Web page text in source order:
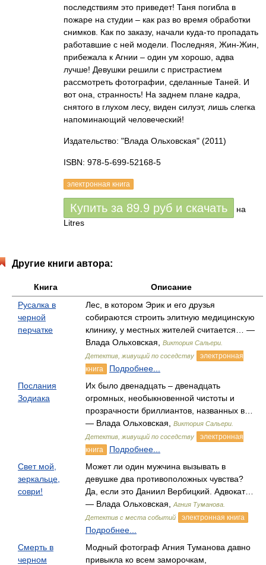
последствиям это приведет! Таня погибла в
пожаре на студии – как раз во время обработки
снимков. Как по заказу, начали куда-то пропадать
работавшие с ней модели. Последняя, Жин-Жин,
прибежала к Агнии – один ум хорошо, адва
лучше! Девушки решили с пристрастием
рассмотреть фотографии, сделанные Таней. И
вот она, странность! На заднем плане кадра,
снятого в глухом лесу, виден силуэт, лишь слегка
напоминающий человеческий!
Издательство: "Влада Ольховская" (2011)
ISBN: 978-5-699-52168-5
электронная книга
Купить за 89.9 руб и скачать
на
Litres
Другие книги автора:
Книга
Описание
Русалка в
черной
перчатке
Лес, в котором Эрик и его друзья
собираются строить элитную медицинскую
клинику, у местных жителей считается… —
Влада Ольховская,
Виктория Сальери.
Детектив, живущий по соседству
электронная
книга
Подробнее...
Послания
Зодиака
Их было двенадцать – двенадцать
огромных, необыкновенной чистоты и
прозрачности бриллиантов, названных в…
— Влада Ольховская,
Виктория Сальери.
Детектив, живущий по соседству
электронная
книга
Подробнее...
Свет мой,
зеркальце,
соври!
Может ли один мужчина вызывать в
девушке два противоположных чувства?
Да, если это Даниил Вербицкий. Адвокат…
— Влада Ольховская,
Агния Туманова.
Детектив с места событий
электронная книга
Подробнее...
Смерть в
черном
Модный фотограф Агния Туманова давно
привыкла ко всем заморочкам,